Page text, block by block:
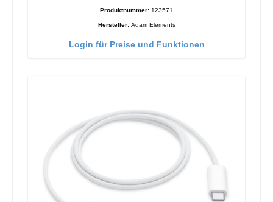
Produktnummer: 123571
Hersteller: Adam Elements
Login für Preise und Funktionen